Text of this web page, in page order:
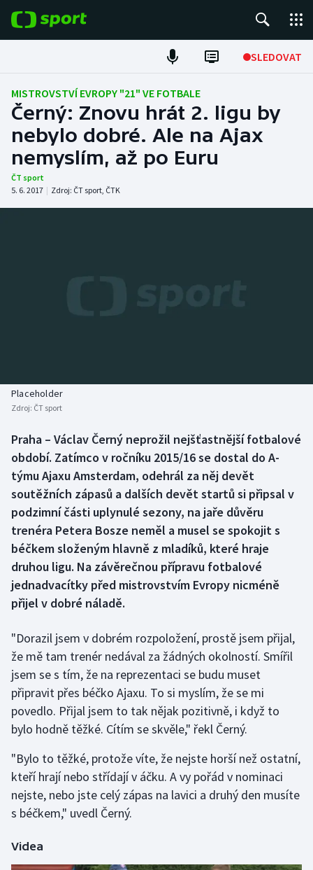
SLEDOVAT
Fotbal
Hokej
Tenis
Atletika
Biatlon
Box
Curling
Dostihy
Florbal
Futsal
Gymnastika
Házená
Jezdectví
Judo
Krasobruslení
Lyže a snowboard
Aplikace ČT sport
MISTROVSTVÍ EVROPY "21" VE FOTBALE
Černý: Znovu hrát 2. ligu by
nebylo dobré. Ale na Ajax
nemyslím, až po Euru
ČT sport
5. 6. 2017 | Zdroj: ČT sport, ČTK
Placeholder
Zdroj: ČT sport
Praha – Václav Černý neprožil nejšťastnější fotbalové
období. Zatímco v ročníku 2015/16 se dostal do A-
týmu Ajaxu Amsterdam, odehrál za něj devět
soutěžních zápasů a dalších devět startů si připsal v
podzimní části uplynulé sezony, na jaře důvěru
trenéra Petera Bosze neměl a musel se spokojit s
béčkem složeným hlavně z mladíků, které hraje
druhou ligu. Na závěrečnou přípravu fotbalové
jednadvacítky před mistrovstvím Evropy nicméně
přijel v dobré náladě.
"Dorazil jsem v dobrém rozpoložení, prostě jsem přijal,
že mě tam trenér nedával za žádných okolností. Smířil
jsem se s tím, že na reprezentaci se budu muset
připravit přes béčko Ajaxu. To si myslím, že se mi
povedlo. Přijal jsem to tak nějak pozitivně, i když to
bylo hodně těžké. Cítím se skvěle," řekl Černý.
"Bylo to těžké, protože víte, že nejste horší než ostatní,
kteří hrají nebo střídají v áčku. A vy pořád v nominaci
nejste, nebo jste celý zápas na lavici a druhý den musíte
s béčkem," uvedl Černý.
Videa